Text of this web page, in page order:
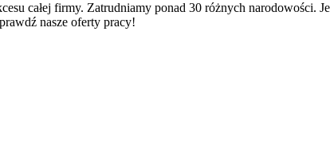
całej firmy. Zatrudniamy ponad 30 różnych narodowości.
nasze oferty pracy!